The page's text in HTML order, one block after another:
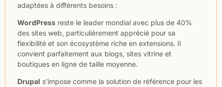
adaptées à différents besoins :
WordPress reste le leader mondial avec plus de 40%
des sites web, particulièrement apprécié pour sa
flexibilité et son écosystème riche en extensions. Il
convient parfaitement aux blogs, sites vitrine et
boutiques en ligne de taille moyenne.
Drupal s’impose comme la solution de référence pour les